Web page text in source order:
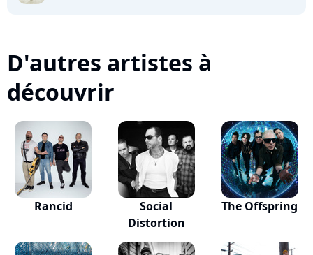
D'autres artistes à
découvrir
Rancid
Social
Distortion
The Offspring